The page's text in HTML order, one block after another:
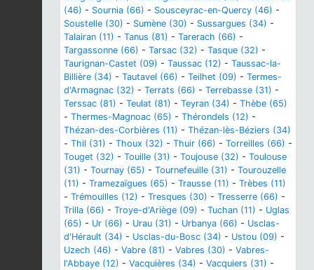
(46) - Sournia (66) - Sousceyrac-en-Quercy (46) -
Soustelle (30) - Sumène (30) - Sussargues (34) -
Talairan (11) - Tanus (81) - Tarerach (66) -
Targassonne (66) - Tarsac (32) - Tasque (32) -
Taurignan-Castet (09) - Taussac (12) - Taussac-la-
Billière (34) - Tautavel (66) - Teilhet (09) - Termes-
d'Armagnac (32) - Terrats (66) - Terrebasse (31) -
Terssac (81) - Teulat (81) - Teyran (34) - Thèbe (65)
- Thermes-Magnoac (65) - Thérondels (12) -
Thézan-des-Corbières (11) - Thézan-lès-Béziers (34)
- Thil (31) - Thoux (32) - Thuir (66) - Torreilles (66) -
Touget (32) - Touille (31) - Toujouse (32) - Toulouse
(31) - Tournay (65) - Tournefeuille (31) - Tourouzelle
(11) - Tramezaïgues (65) - Trausse (11) - Trèbes (11)
- Trémouilles (12) - Tresques (30) - Tresserre (66) -
Trilla (66) - Troye-d'Ariège (09) - Tuchan (11) - Uglas
(65) - Ur (66) - Urau (31) - Urbanya (66) - Usclas-
d'Hérault (34) - Usclas-du-Bosc (34) - Ustou (09) -
Uzech (46) - Vabre (81) - Vabres (30) - Vabres-
l'Abbaye (12) - Vacquières (34) - Vacquiers (31) -